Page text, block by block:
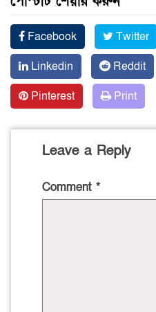
Facebook Twitter
Linkedin
Reddit
Pinterest
Print
Leave a Reply
Comment *